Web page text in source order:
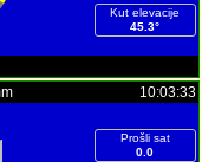
Kut elevacije
45.3°
10:03:33
Prošli sat
0.0